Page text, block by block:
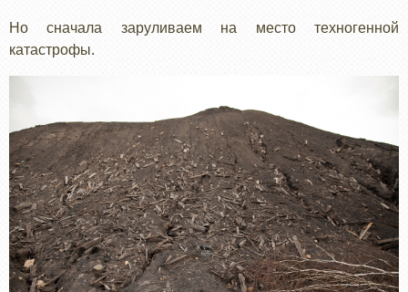
Но сначала заруливаем на место техногенной
катастрофы.